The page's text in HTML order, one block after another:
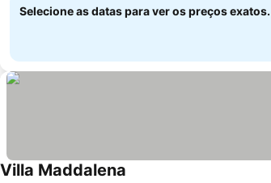
Selecione as datas para ver os preços exatos.
Villa Maddalena